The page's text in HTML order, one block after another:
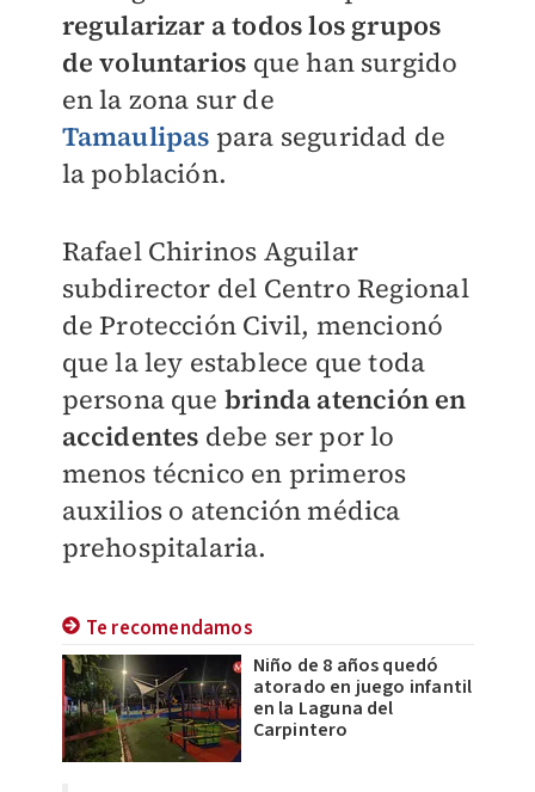
regularizar a todos los grupos
de voluntarios que han surgido
en la zona sur de
Tamaulipas para seguridad de
la población.
Rafael Chirinos Aguilar
subdirector del Centro Regional
de Protección Civil, mencionó
que la ley establece que toda
persona que brinda atención en
accidentes debe ser por lo
menos técnico en primeros
auxilios o atención médica
prehospitalaria.
Te recomendamos
Niño de 8 años quedó
atorado en juego infantil
en la Laguna del
Carpintero